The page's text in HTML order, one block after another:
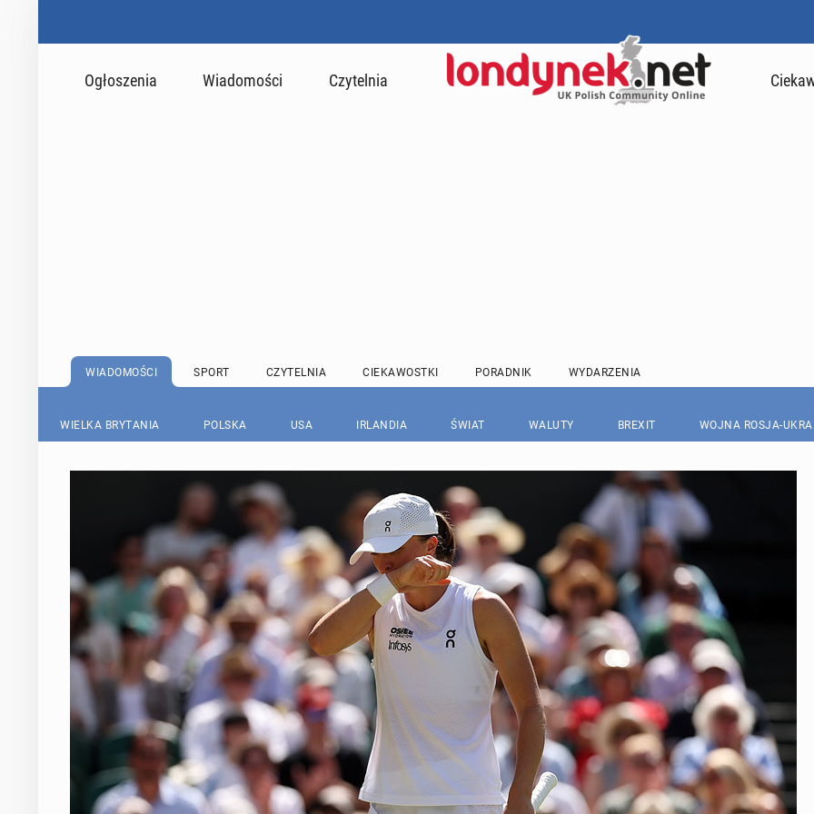
Ogłoszenia Wiadomości Czytelnia
WIADOMOŚCI SPORT CZYTELNIA CIEKAWOSTKI PORADNIK WYDARZENIA
WIELKA BRYTANIA POLSKA USA IRLANDIA ŚWIAT WALUTY BREXIT WOJNA ROSJA-